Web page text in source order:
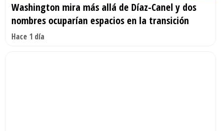
Washington mira más allá de Díaz-Canel y dos
nombres ocuparían espacios en la transición
Hace 1 día